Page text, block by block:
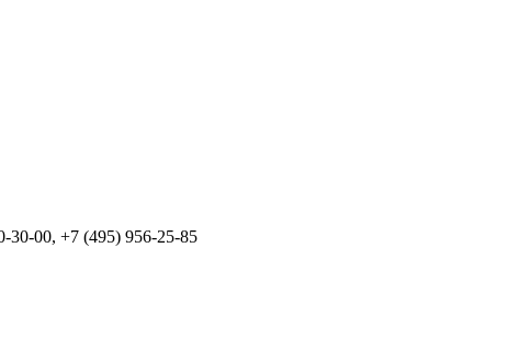
30-00, +7 (495) 956-25-85